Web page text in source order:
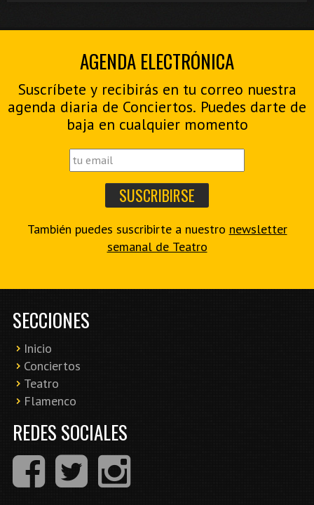
AGENDA ELECTRÓNICA
Suscríbete y recibirás en tu correo nuestra
agenda diaria de Conciertos. Puedes darte de
baja en cualquier momento
También puedes suscribirte a nuestro newsletter
semanal de Teatro
SECCIONES
Inicio
Conciertos
Teatro
Flamenco
REDES SOCIALES